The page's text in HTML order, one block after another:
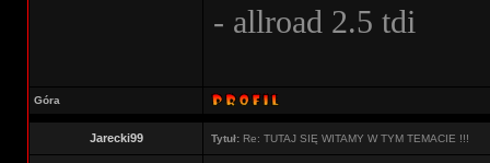
- allroad 2.5 tdi
Góra
Jarecki99 Tytuł: Re: TUTAJ SIĘ WITAMY W TYM TEMACIE !!!